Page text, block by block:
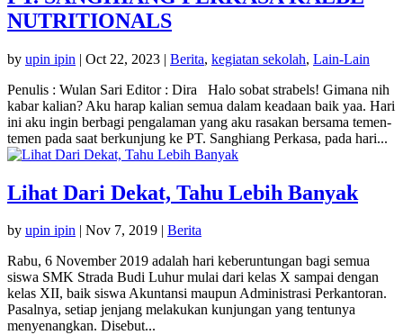
NUTRITIONALS
by upin ipin | Oct 22, 2023 | Berita, kegiatan sekolah, Lain-Lain
Penulis : Wulan Sari Editor : Dira Halo sobat strabels! Gimana nih
kabar kalian? Aku harap kalian semua dalam keadaan baik yaa. Hari
ini aku ingin berbagi pengalaman yang aku rasakan bersama temen-
temen pada saat berkunjung ke PT. Sanghiang Perkasa, pada hari...
Lihat Dari Dekat, Tahu Lebih Banyak
by upin ipin | Nov 7, 2019 | Berita
Rabu, 6 November 2019 adalah hari keberuntungan bagi semua
siswa SMK Strada Budi Luhur mulai dari kelas X sampai dengan
kelas XII, baik siswa Akuntansi maupun Administrasi Perkantoran.
Pasalnya, setiap jenjang melakukan kunjungan yang tentunya
menyenangkan. Disebut...